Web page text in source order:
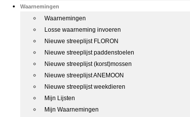
Waarnemingen
Waarnemingen
Losse waarneming invoeren
Nieuwe streeplijst FLORON
Nieuwe streeplijst paddenstoelen
Nieuwe streeplijst (korst)mossen
Nieuwe streeplijst ANEMOON
Nieuwe streeplijst weekdieren
Mijn Lijsten
Mijn Waarnemingen